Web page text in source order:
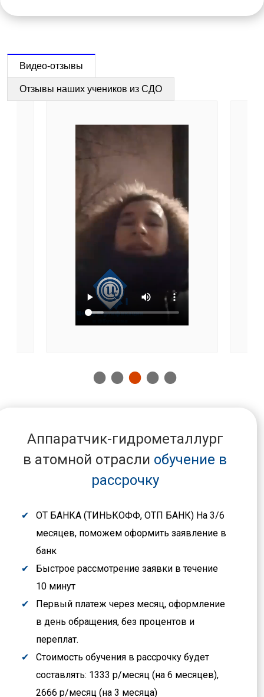
Видео-отзывы
Отзывы наших учеников из СДО
Аппаратчик-гидрометаллург
в атомной отрасли обучение в
рассрочку
ОТ БАНКА (ТИНЬКОФФ, ОТП БАНК) На 3/6
месяцев, поможем оформить заявление в
банк
Быстрое рассмотрение заявки в течение
10 минут
Первый платеж через месяц, оформление
в день обращения, без процентов и
переплат.
Стоимость обучения в рассрочку будет
составлять: 1333 р/месяц (на 6 месяцев),
2666 р/месяц (на 3 месяца)